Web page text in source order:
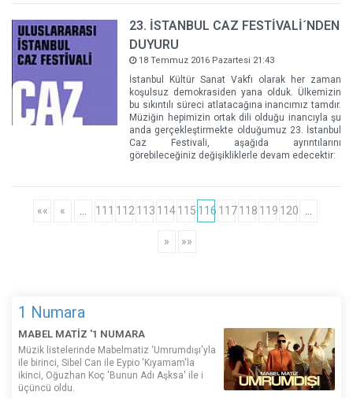
23. İSTANBUL CAZ FESTİVALİ´NDEN
DUYURU
18 Temmuz 2016 Pazartesi 21:43
İstanbul Kültür Sanat Vakfı olarak her zaman
koşulsuz demokrasiden yana olduk. Ülkemizin
bu sıkıntılı süreci atlatacağına inancımız tamdır.
Müziğin hepimizin ortak dili olduğu inancıyla şu
anda gerçekleştirmekte olduğumuz 23. İstanbul
Caz Festivali, aşağıda ayrıntılarını
görebileceğiniz değişikliklerle devam edecektir:
«« « 111 112 113 114115 116 117118 119 120
» »»
1 Numara
MABEL MATİZ '1 NUMARA
Müzik listelerinde Mabelmatiz ‘Umrumdışı'yla
ile birinci, Sibel Can ile Eypio 'Kıyamam'la
ikinci, Oğuzhan Koç 'Bunun Adı Aşksa' ile i
üçüncü oldu.